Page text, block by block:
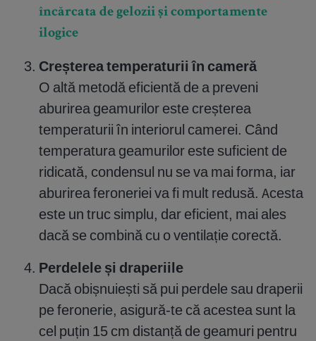
încărcata de gelozii și comportamente
ilogice
Creșterea temperaturii în cameră
O altă metodă eficientă de a preveni
aburirea geamurilor este creșterea
temperaturii în interiorul camerei. Când
temperatura geamurilor este suficient de
ridicată, condensul nu se va mai forma, iar
aburirea feroneriei va fi mult redusă. Acesta
este un truc simplu, dar eficient, mai ales
dacă se combină cu o ventilație corectă.
Perdelele și draperiile
Dacă obișnuiești să pui perdele sau draperii
pe feronerie, asigură-te că acestea sunt la
cel puțin 15 cm distanță de geamuri pentru